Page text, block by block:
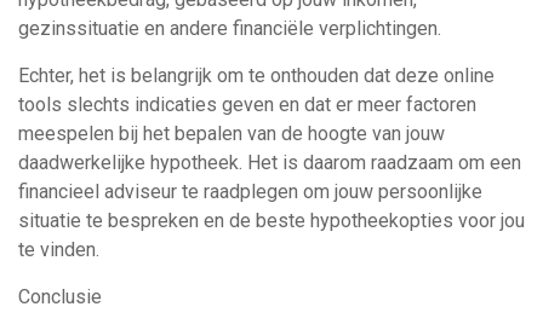
gezinssituatie en andere financiële verplichtingen.
Echter, het is belangrijk om te onthouden dat deze online
tools slechts indicaties geven en dat er meer factoren
meespelen bij het bepalen van de hoogte van jouw
daadwerkelijke hypotheek. Het is daarom raadzaam om een
financieel adviseur te raadplegen om jouw persoonlijke
situatie te bespreken en de beste hypotheekopties voor jou
te vinden.
Conclusie